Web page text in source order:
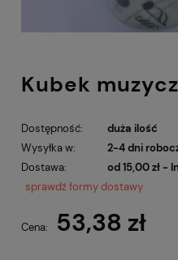
Kubek
Dostępność:
duża ilość
Wysyłka w:
2-4 dni
Dostawa:
od 15,00 zł -
Cena nie zawiera
sprawdź formy dostawy
Cena: 53,38 zł